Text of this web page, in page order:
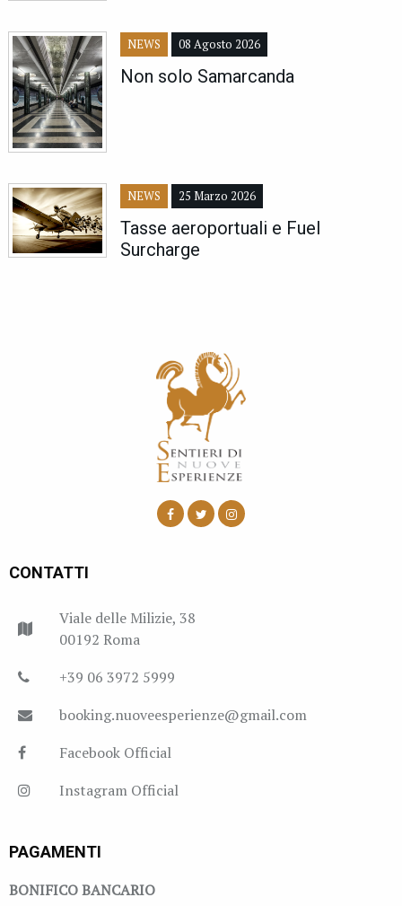
NEWS 08 Agosto 2026
Non solo Samarcanda
NEWS 25 Marzo 2026
Tasse aeroportuali e Fuel
Surcharge
CONTATTI
Viale delle Milizie, 38
00192 Roma
+39 06 3972 5999
booking.nuoveesperienze@gmail.com
Facebook Official
Instagram Official
PAGAMENTI
BONIFICO BANCARIO